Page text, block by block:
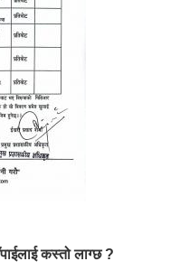
कस्तो लाग्छ ?